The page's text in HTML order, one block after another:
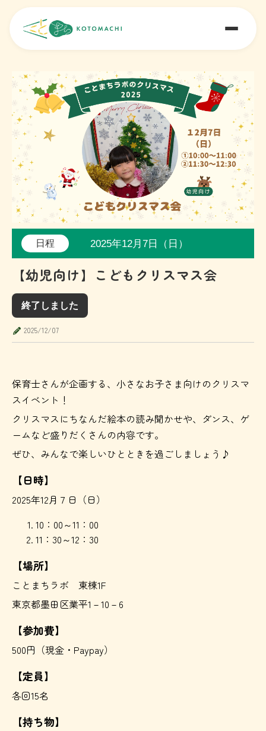
日程 2025年12月7日（日）
【幼児向け】こどもクリスマス会
終了しました
2025/12/07
保育士さんが企画する、小さなお子さま向けのクリスマ
スイベント！
クリスマスにちなんだ絵本の読み聞かせや、ダンス、ゲ
ームなど盛りだくさんの内容です。
ぜひ、みんなで楽しいひとときを過ごしましょう♪
【日時】
2025年12月７日（日）
10：00～11：00
11：30～12：30
【場所】
ことまちラボ 東棟1F
東京都墨田区業平1－10－6
【参加費】
500円（現金・Paypay）
【定員】
各回15名
【持ち物】